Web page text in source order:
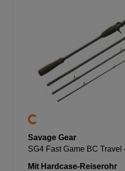
Savage Gear
SG4 Fast Game BC Travel
Mit Hardcase-Reiserohr